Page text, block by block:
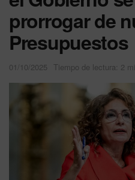
prorrogar de
Presupuestos
01/10/2025 Tiempo de lectura: 2